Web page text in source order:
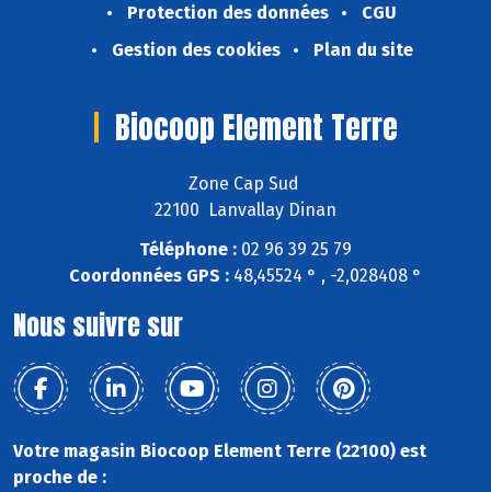
Protection des données
CGU
Gestion des cookies
Plan du site
Biocoop Element Terre
Zone Cap Sud
22100 Lanvallay Dinan
Téléphone : 02 96 39 25 79
Coordonnées GPS : 48,45524 ° , -2,028408 °
Nous suivre sur
Votre magasin Biocoop Element Terre (22100) est
proche de :